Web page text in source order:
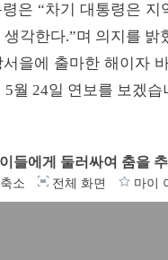
은 “차기 대통령은
각한다.”며 의지를
을에 출마한 해이자
5월 24일 연보를 보겠습
들에게 둘러싸여 춤을
축소 전체 화면 마이